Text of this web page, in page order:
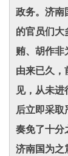
政务。济南
的官员们
贿、胡作
由来已久
见，从未
后立即采
奏免了十分
济南国为之